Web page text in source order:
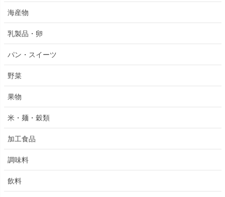
海産物
乳製品・卵
パン・スイーツ
野菜
果物
米・麺・穀類
加工食品
調味料
飲料